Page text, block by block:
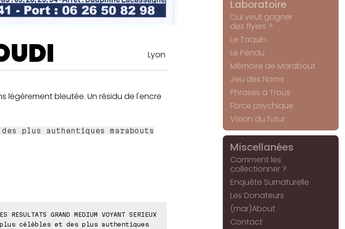
Lyon
légèrement bleutée. Un résidu de l'encre
plus authentiques marabouts
GRAND MEDIUM VOYANT SERIEUX
plus célèbles et des plus authentiques
Laboratoire
Qui veut gagner
des flyers ?
Le Taquin
Le Pendu
Mémoire de Marabout
Jeu des Noms
Phrases à Trous
Force psychique
Vision du futur
Miscellanées
Comment les
collectionner ?
Enquête Surnaturelle
Les Donateurs
(mar)About
Contact